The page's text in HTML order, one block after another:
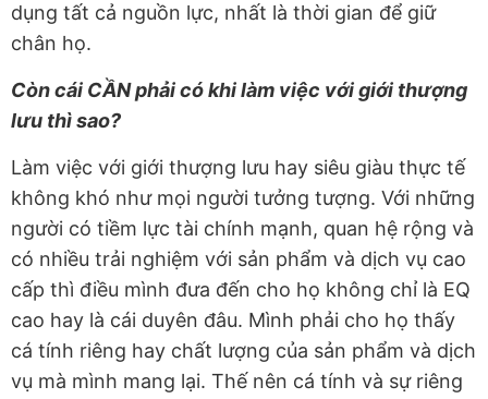
dụng tất cả nguồn lực, nhất là thời gian để giữ
chân họ.
Còn cái CẦN phải có khi làm việc với giới thượng
lưu thì sao?
Làm việc với giới thượng lưu hay siêu giàu thực tế
không khó như mọi người tưởng tượng. Với những
người có tiềm lực tài chính mạnh, quan hệ rộng và
có nhiều trải nghiệm với sản phẩm và dịch vụ cao
cấp thì điều mình đưa đến cho họ không chỉ là EQ
cao hay là cái duyên đâu. Mình phải cho họ thấy
cá tính riêng hay chất lượng của sản phẩm và dịch
vụ mà mình mang lại. Thế nên cá tính và sự riêng